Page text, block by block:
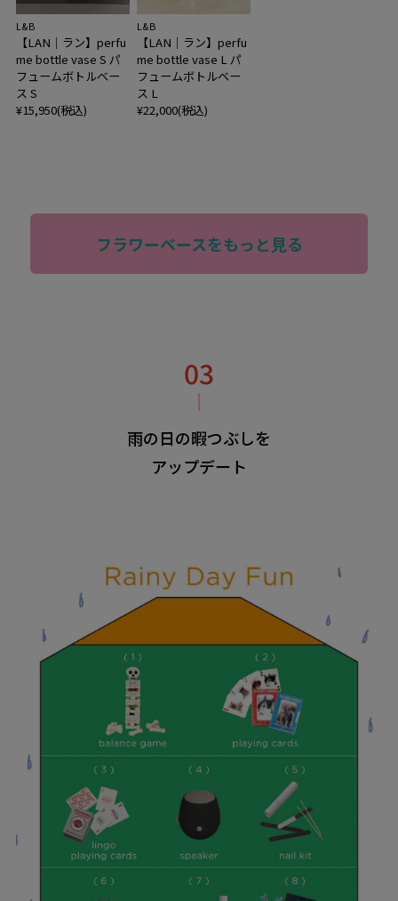
L&B
【LAN｜ラン】perfu
me bottle vase S パ
フュームボトルベー
ス S
¥15,950(税込)
L&B
【LAN｜ラン】perfu
me bottle vase L パ
フュームボトルベー
ス L
¥22,000(税込)
フラワーベースをもっと見る
雨の日の暇つぶしを
アップデート